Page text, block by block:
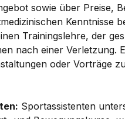
sowie über Preise,
Kenntnisse
Trainingslehre, der
nach einer Verletzung.
oder Vorträge
Sportassistenten